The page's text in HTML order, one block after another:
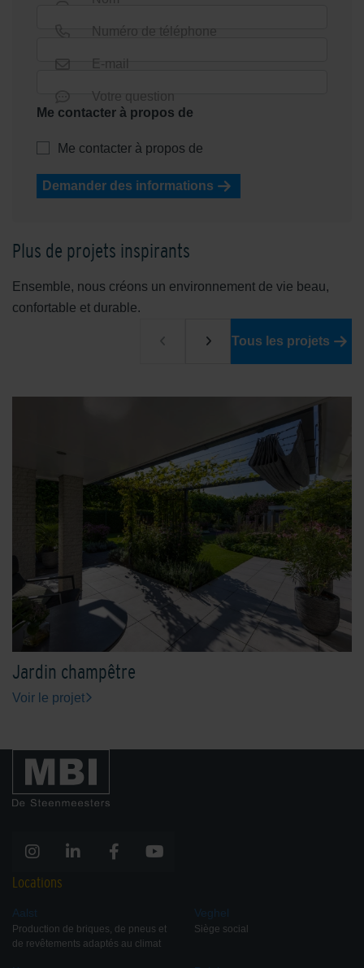
Numéro de téléphone
E-mail
Votre question
Me contacter à propos de
Me contacter à propos de
Demander des informations
Plus de projets inspirants
Ensemble, nous créons un environnement de vie beau,
confortable et durable.
Tous les projets
Jardin champêtre
Voir le projet
Locations
Aalst
Production de briques, de pneus et
de revêtements adaptés au climat
Veghel
Siège social